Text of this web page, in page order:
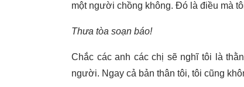
một người chồng không. Đó là điều mà
Thưa tòa soạn báo!
Chắc các anh các chị sẽ nghĩ tôi là
người. Ngay cả bản thân tôi, tôi cũng